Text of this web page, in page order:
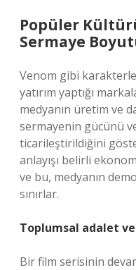
Popüler
Sermaye
Venom gibi
yatırım yaptığı
medyanın üretim ve
sermayenin gücünü
ticarileştirildiğini
anlayışı belirli
ve bu, medyanın
sınırlar.
Toplumsal adalet
Bir film serisinin